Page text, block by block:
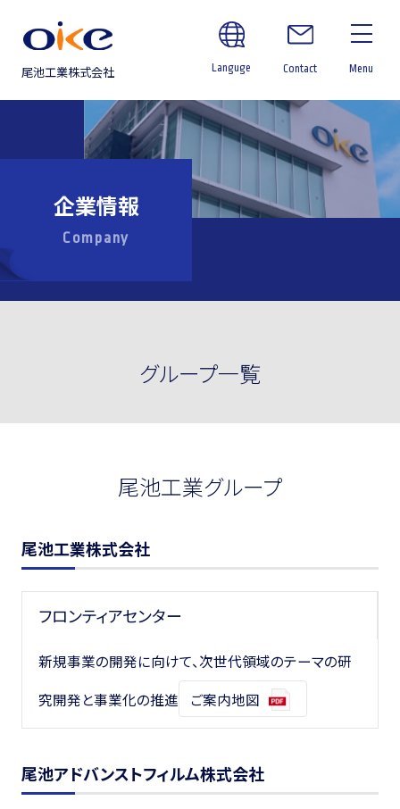
尾池工業株式会社 Languge Contact Menu
企業情報
Company
グループ一覧
尾池工業グループ
尾池工業株式会社
フロンティアセンター
新規事業の開発に向けて、次世代領域のテーマの研
究開発と事業化の推進
ご案内地図
尾池アドバンストフィルム株式会社